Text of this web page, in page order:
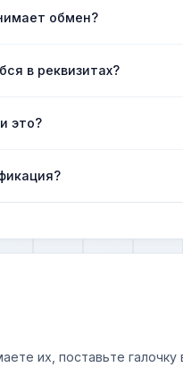
обмен?
в реквизитах?
это?
их, поставьте